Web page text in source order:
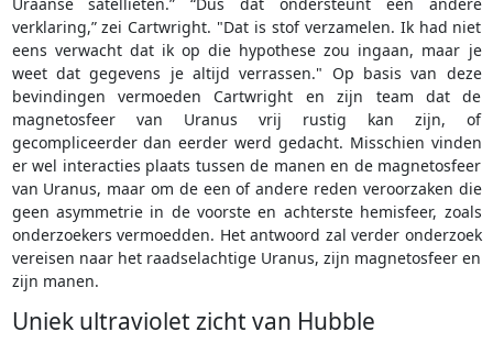
verklaring,” zei Cartwright. "Dat is stof verzamelen. Ik had niet
eens verwacht dat ik op die hypothese zou ingaan, maar je
weet dat gegevens je altijd verrassen." Op basis van deze
bevindingen vermoeden Cartwright en zijn team dat de
magnetosfeer van Uranus vrij rustig kan zijn, of
gecompliceerder dan eerder werd gedacht. Misschien vinden
er wel interacties plaats tussen de manen en de magnetosfeer
van Uranus, maar om de een of andere reden veroorzaken die
geen asymmetrie in de voorste en achterste hemisfeer, zoals
onderzoekers vermoedden. Het antwoord zal verder onderzoek
vereisen naar het raadselachtige Uranus, zijn magnetosfeer en
zijn manen.
Uniek ultraviolet zicht van Hubble